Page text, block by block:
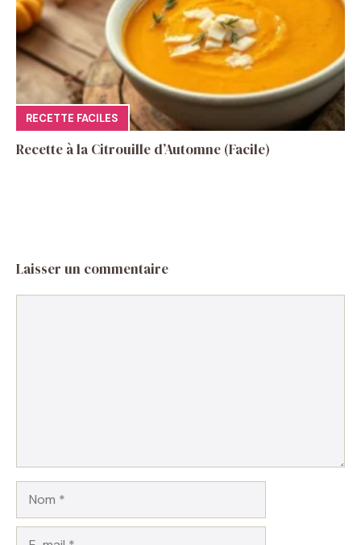
RECETTE FACILES
Recette à la Citrouille d’Automne (Facile)
Laisser un commentaire